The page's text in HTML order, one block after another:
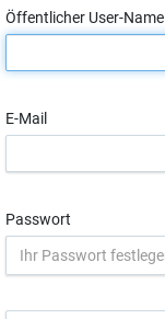
Öffentlicher User-Name
E-Mail
Passwort